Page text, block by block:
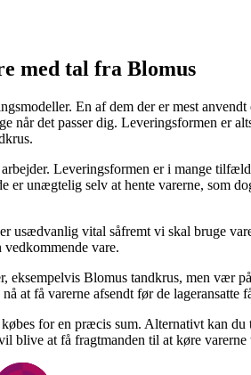
med tal fra Blomus
En af dem der er mest
når det passer dig. Leveringsformen er
Leveringsformen er i mange
unægtelig selv at hente varerne, som
usædvanlig vital såfremt vi skal bruge
vare.
eksempelvis Blomus tandkrus, men vær
at få varerne afsendt før de lageransatte
for en præcis sum. Alternativt kan du
at få fragtmanden til at køre varerne